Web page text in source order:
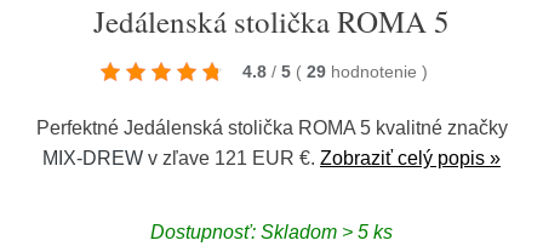
Jedálenská stolička ROMA 5
4.8 / 5 ( 29 hodnotenie )
Perfektné Jedálenská stolička ROMA 5 kvalitné značky
MIX-DREW v zľave 121 EUR €. Zobraziť celý popis »
Dostupnosť: Skladom > 5 ks